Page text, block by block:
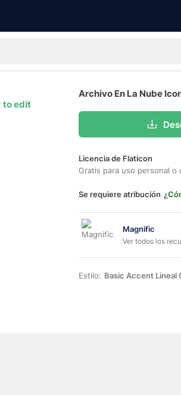
to edit
Archivo En La Nube
Licencia de Flaticon
Gratis para uso personal o
Se requiere atribución
Magnific
Ver todos los
Estilo: Basic Accent Lineal